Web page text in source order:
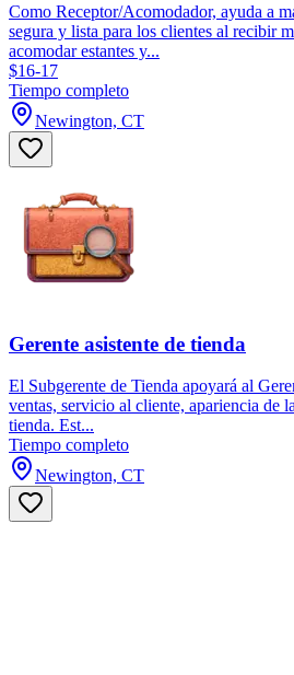
Como Receptor/Acomodador, ayuda a
segura y lista para los clientes al recibir
acomodar estantes y...
$16-17
Tiempo completo
Newington, CT
Gerente asistente de tienda
El Subgerente de Tienda apoyará al
ventas, servicio al cliente, apariencia de
tienda. Est...
Tiempo completo
Newington, CT